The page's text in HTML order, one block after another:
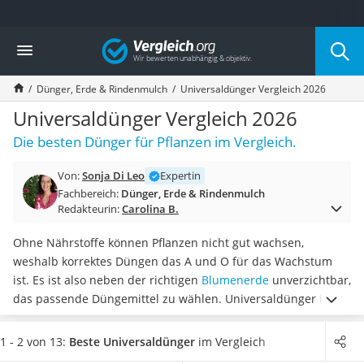
Die beliebtesten Vergleiche nach Kategorie
Baumarkt
Tresor feuerfest
Makita-Akku-Rasenmäher
Kappsäge
Smartes Türschloss
Akku-Rasentrimmer
Split-Klimaanlage 2 Innengeräte
Pelletofen
Tiefbrunnenpumpe
Fliesenschneider
Hochdruckreiniger
Doppelschleifer
Überwachungskamera
Benzinrasenmäher mit Elektrostart
Vergleich
Dünger, Erde & Rindenmulch Universaldünger Vergleich 2026
Universaldünger Vergleich 2026
Die besten Dünger für Pflanzen im Vergleich.
Von:Sonja Di Leo
Expertin
Fachbereich: Dünger, Erde & Rindenmulch
Redakteurin:Carolina B.
Ohne Nährstoffe können Pflanzen nicht gut wachsen,
weshalb korrektes Düngen das A und O für das Wachstum
ist. Es ist also neben der richtigen Blumenerde unverzichtbar,
das passende Düngemittel zu wählen. Universaldünger ist
zwar für viele Pflanzen geeignet, aber es gibt dennoch einige
Faktoren zu beachten. Diverse Online-Tests empfehlen unter
1 - 2 von 13: Beste Universaldünger im Vergleich